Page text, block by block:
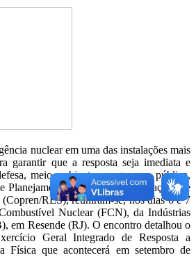
nuclear em uma das instalações mais
garantir que a resposta seja imediata e
meio ambiente e segurança pública,
Planejamento de Resposta a Situações de
RES), reuniram-se, nos dias 6 e 7
Nuclear (FCN), da Indústrias
em Resende (RJ). O encontro detalhou o
Geral Integrado de Resposta a
Física que acontecerá em setembro de